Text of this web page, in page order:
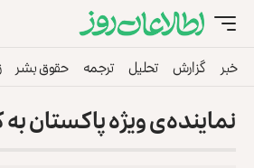
خبر گزارش تحلیل ترجمه حقوق بشر
نماینده‌ی ویژه پاکستان